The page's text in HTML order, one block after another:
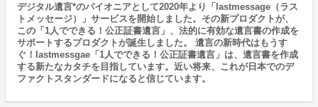
デジタル遺言*のパイオニアとして2020年より「lastmessage（ラス
トメッセージ）」サービスを開始しました。その新プロダクトが、
この「1人でできる！公正証書遺言」、法的に有効な遺言書の作成を
サポートするプロダクトが誕生しました。 遺言の新時代はもうす
ぐ！lastmessgae「1人でできる！公正証書遺言」は、遺言書を作成
する新たなカタチを目指しています。近い将来、これが日本でのデ
ファクトスタンダードになると信じています。